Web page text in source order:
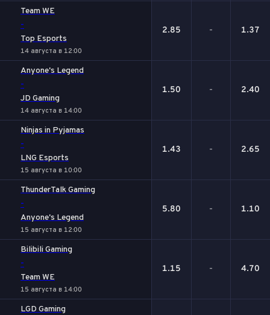
Team WE
-
Top Esports
14 августа в 12:00
2.85 - 1.37
Anyone's Legend
-
JD Gaming
14 августа в 14:00
1.50 - 2.40
Ninjas in Pyjamas
-
LNG Esports
15 августа в 10:00
1.43 - 2.65
ThunderTalk Gaming
-
Anyone's Legend
15 августа в 12:00
5.80 - 1.10
Bilibili Gaming
-
Team WE
15 августа в 14:00
1.15 - 4.70
LGD Gaming